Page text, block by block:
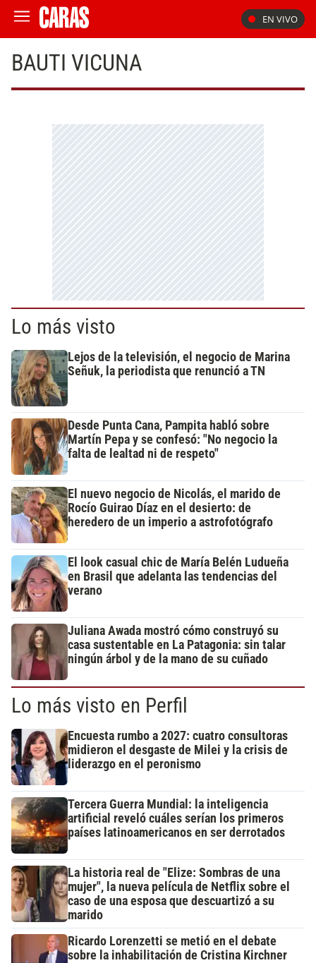
EN VIVO
BAUTI VICUNA
Lo más visto
Lejos de la televisión, el negocio de Marina
Señuk, la periodista que renunció a TN
Desde Punta Cana, Pampita habló sobre
Martín Pepa y se confesó: "No negocio la
falta de lealtad ni de respeto"
El nuevo negocio de Nicolás, el marido de
Rocío Guirao Díaz en el desierto: de
heredero de un imperio a astrofotógrafo
El look casual chic de María Belén Ludueña
en Brasil que adelanta las tendencias del
verano
Juliana Awada mostró cómo construyó su
casa sustentable en La Patagonia: sin talar
ningún árbol y de la mano de su cuñado
Lo más visto en Perfil
Encuesta rumbo a 2027: cuatro consultoras
midieron el desgaste de Milei y la crisis de
liderazgo en el peronismo
Tercera Guerra Mundial: la inteligencia
artificial reveló cuáles serían los primeros
países latinoamericanos en ser derrotados
La historia real de "Elize: Sombras de una
mujer", la nueva película de Netflix sobre el
caso de una esposa que descuartizó a su
marido
Ricardo Lorenzetti se metió en el debate
sobre la inhabilitación de Cristina Kirchner